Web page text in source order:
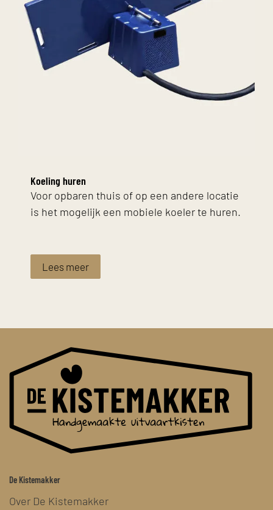
Koeling huren
Voor opbaren thuis of op een andere locatie
is het mogelijk een mobiele koeler te huren.
Lees meer
De Kistemakker
Over De Kistemakker